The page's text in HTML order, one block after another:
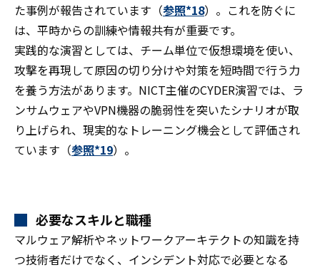
た事例が報告されています（参照*18）。これを防ぐに
は、平時からの訓練や情報共有が重要です。
実践的な演習としては、チーム単位で仮想環境を使い、
攻撃を再現して原因の切り分けや対策を短時間で行う力
を養う方法があります。NICT主催のCYDER演習では、ラ
ンサムウェアやVPN機器の脆弱性を突いたシナリオが取
り上げられ、現実的なトレーニング機会として評価され
ています（参照*19）。
必要なスキルと職種
マルウェア解析やネットワークアーキテクトの知識を持
つ技術者だけでなく、インシデント対応で必要となる